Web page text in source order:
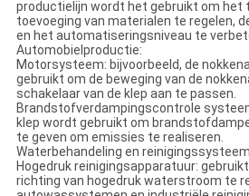
productielijn wordt het gebruikt om het
toevoeging van materialen te regelen,
en het automatiseringsniveau te
Automobielproductie:
Motorsysteem: bijvoorbeeld, de
gebruikt om de beweging van de
schakelaar van de klep aan te passen.
Brandstofverdampingscontrole
klep wordt gebruikt om
te geven om emissies te realiseren.
Waterbehandeling en
Hogedruk reinigingsapparatuur:
richting van hogedruk waterstroom te